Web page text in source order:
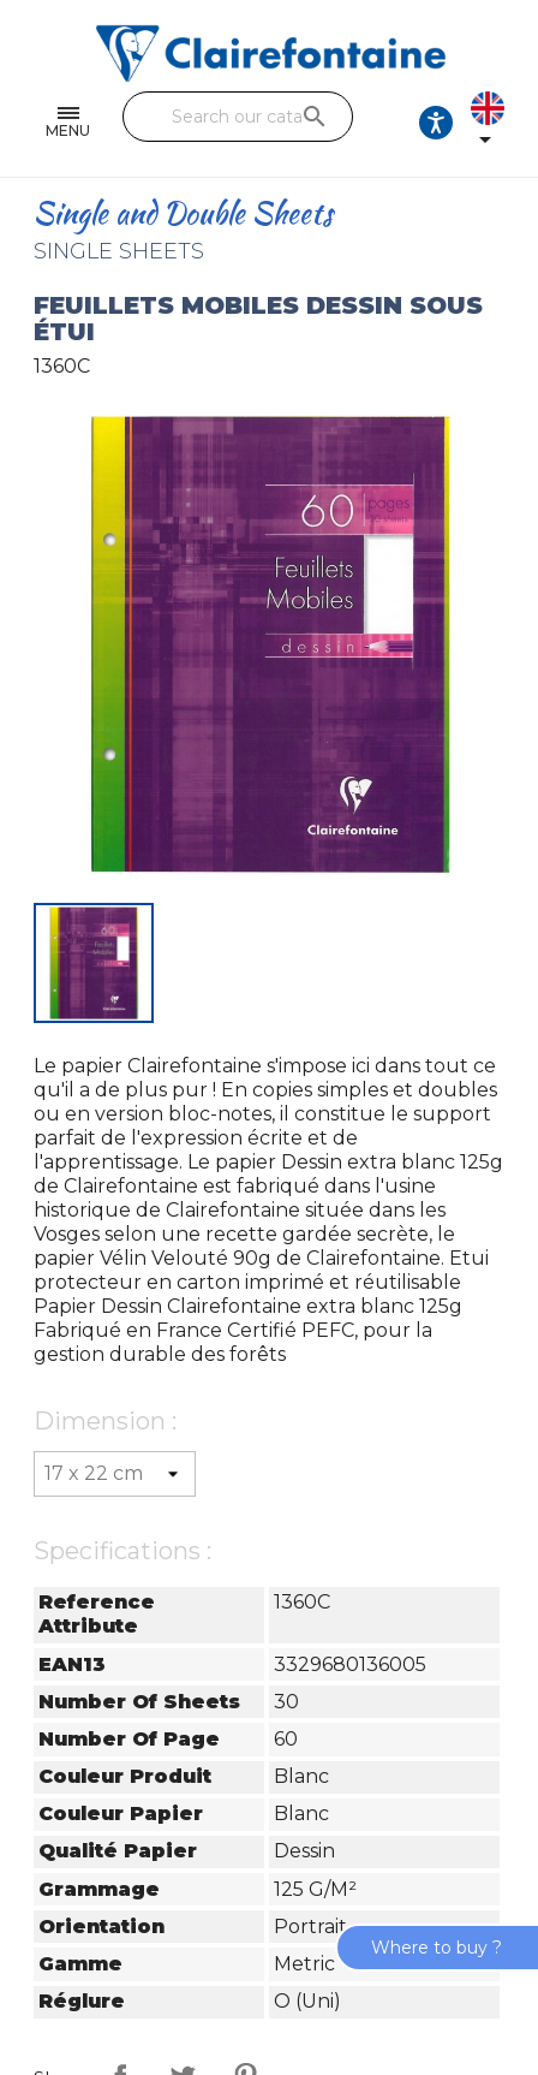
MENU
Single and double sheets
Fine arts
Handicraft
Pencil cases & Leather goods
search

Single and Double Sheets
SINGLE SHEETS
FEUILLETS MOBILES DESSIN SOUS
ÉTUI
1360C
Le papier Clairefontaine s'impose ici dans tout ce
qu'il a de plus pur ! En copies simples et doubles
ou en version bloc-notes, il constitue le support
parfait de l'expression écrite et de
l'apprentissage. Le papier Dessin extra blanc 125g
de Clairefontaine est fabriqué dans l'usine
historique de Clairefontaine située dans les
Vosges selon une recette gardée secrète, le
papier Vélin Velouté 90g de Clairefontaine. Etui
protecteur en carton imprimé et réutilisable
Papier Dessin Clairefontaine extra blanc 125g
Fabriqué en France Certifié PEFC, pour la
gestion durable des forêts
Dimension :
Specifications :
Reference
Attribute
1360C
EAN13
3329680136005
Number Of Sheets
30
Number Of Page
60
Couleur Produit
Blanc
Couleur Papier
Blanc
Qualité Papier
Dessin
Grammage
125 G/m²
Orientation
Portrait
Gamme
Metric
Réglure
O (uni)
Where to buy ?